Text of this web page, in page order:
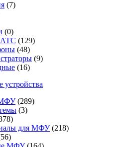
(7)
(0)
АТС (129)
(48)
(9)
(16)
МФУ(289)
(3)
для МФУ(218)